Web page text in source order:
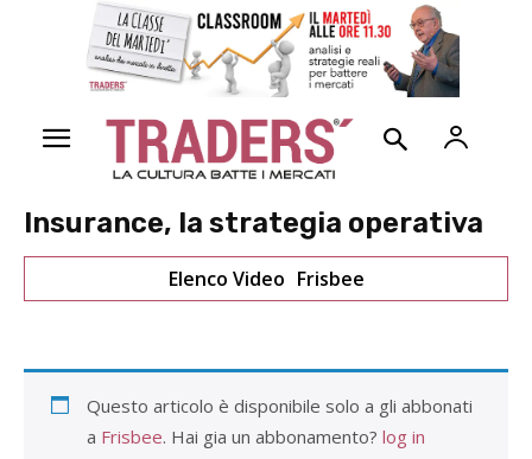
Insurance, la strategia operativa
Elenco Video Frisbee
Questo articolo è disponibile solo a gli abbonati
a Frisbee. Hai gia un abbonamento? log in